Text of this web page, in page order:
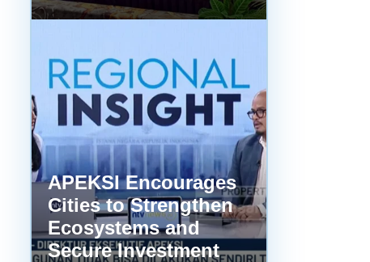
APEKSI Encourages
Cities to Strengthen
Ecosystems and
Secure Investment